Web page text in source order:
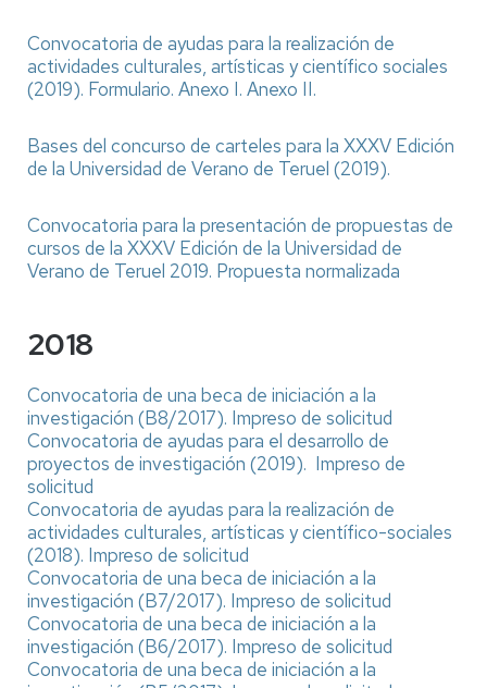
Convocatoria de ayudas para la realización de
actividades culturales, artísticas y científico sociales
(2019). Formulario. Anexo I. Anexo II.
Bases del concurso de carteles para la XXXV Edición
de la Universidad de Verano de Teruel (2019).
Convocatoria para la presentación de propuestas de
cursos de la XXXV Edición de la Universidad de
Verano de Teruel 2019. Propuesta normalizada
2018
Convocatoria de una beca de iniciación a la
investigación (B8/2017). Impreso de solicitud
Convocatoria de ayudas para el desarrollo de
proyectos de investigación (2019). Impreso de
solicitud
Convocatoria de ayudas para la realización de
actividades culturales, artísticas y científico-sociales
(2018). Impreso de solicitud
Convocatoria de una beca de iniciación a la
investigación (B7/2017). Impreso de solicitud
Convocatoria de una beca de iniciación a la
investigación (B6/2017). Impreso de solicitud
Convocatoria de una beca de iniciación a la